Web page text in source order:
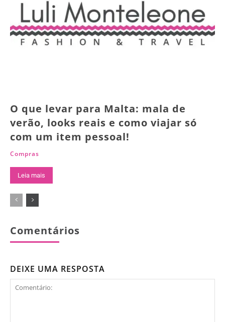
O que levar para Malta: mala de
verão, looks reais e como viajar só
com um item pessoal!
Compras
Leia mais
Comentários
DEIXE UMA RESPOSTA